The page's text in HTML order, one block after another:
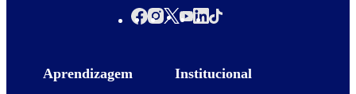
Aprendizagem Institucional